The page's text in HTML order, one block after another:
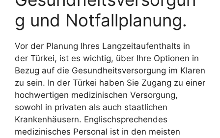
g und Notfallplanung.
Vor der Planung Ihres Langzeitaufenthalts in
der Türkei, ist es wichtig, über Ihre Optionen in
Bezug auf die Gesundheitsversorgung im Klaren
zu sein. In der Türkei haben Sie Zugang zu einer
hochwertigen medizinischen Versorgung,
sowohl in privaten als auch staatlichen
Krankenhäusern. Englischsprechendes
medizinisches Personal ist in den meisten